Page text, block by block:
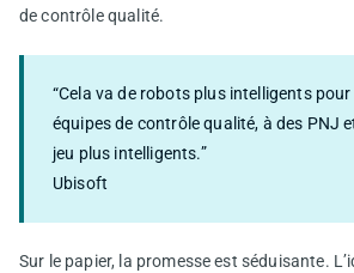
de contrôle qualité.
“Cela va de robots plus intelligents
équipes de contrôle qualité, à des PNJ
jeu plus intelligents.”
Ubisoft
Sur le papier, la promesse est séduisante.